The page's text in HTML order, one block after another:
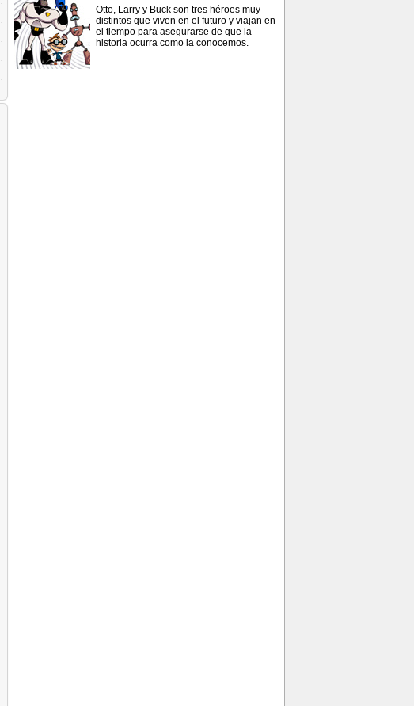
Otto, Larry y Buck son tres héroes muy
distintos que viven en el futuro y viajan en
el tiempo para asegurarse de que la
historia ocurra como la conocemos.